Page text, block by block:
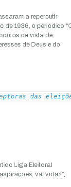
a repercutir
de 1936, o periódico
de vista de
de Deus e do
das
Liga Eleitoral
vai votar!”,